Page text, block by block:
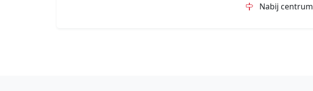
Nabij centrum